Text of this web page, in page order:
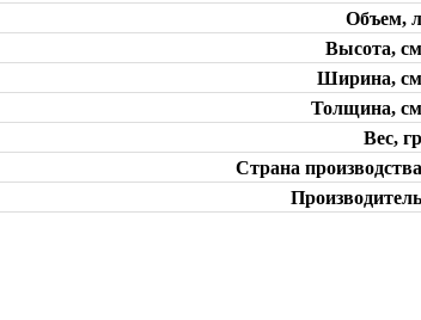
Объем, л
Высота, см
Ширина, см
Толщина, см
Вес, гр
Страна производства
Производитель